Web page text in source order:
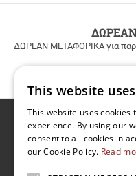
ΔΩΡΕΑΝ ΜΕΤΑΦΟΡΙΚΑ για
Έχω
This website
This website uses cookies
experience. By using our
consent to all cookies in
our Cookie Policy. Read